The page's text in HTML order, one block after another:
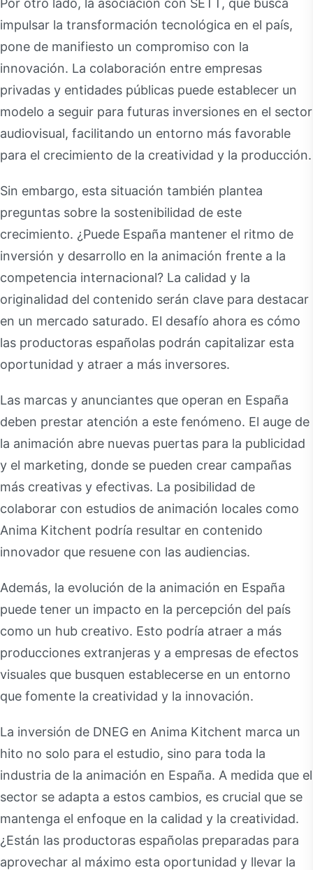
Por otro lado, la asociación con SETT, que busca
impulsar la transformación tecnológica en el país,
pone de manifiesto un compromiso con la
innovación. La colaboración entre empresas
privadas y entidades públicas puede establecer un
modelo a seguir para futuras inversiones en el sector
audiovisual, facilitando un entorno más favorable
para el crecimiento de la creatividad y la producción.
Sin embargo, esta situación también plantea
preguntas sobre la sostenibilidad de este
crecimiento. ¿Puede España mantener el ritmo de
inversión y desarrollo en la animación frente a la
competencia internacional? La calidad y la
originalidad del contenido serán clave para destacar
en un mercado saturado. El desafío ahora es cómo
las productoras españolas podrán capitalizar esta
oportunidad y atraer a más inversores.
Las marcas y anunciantes que operan en España
deben prestar atención a este fenómeno. El auge de
la animación abre nuevas puertas para la publicidad
y el marketing, donde se pueden crear campañas
más creativas y efectivas. La posibilidad de
colaborar con estudios de animación locales como
Anima Kitchent podría resultar en contenido
innovador que resuene con las audiencias.
Además, la evolución de la animación en España
puede tener un impacto en la percepción del país
como un hub creativo. Esto podría atraer a más
producciones extranjeras y a empresas de efectos
visuales que busquen establecerse en un entorno
que fomente la creatividad y la innovación.
La inversión de DNEG en Anima Kitchent marca un
hito no solo para el estudio, sino para toda la
industria de la animación en España. A medida que el
sector se adapta a estos cambios, es crucial que se
mantenga el enfoque en la calidad y la creatividad.
¿Están las productoras españolas preparadas para
aprovechar al máximo esta oportunidad y llevar la